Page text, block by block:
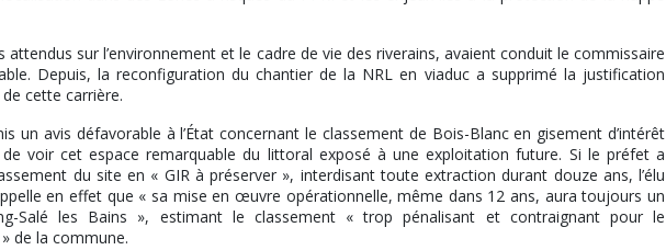
sur l’environnement et le cadre de vie des riverains, avaient conduit le commissaire
Depuis, la reconfiguration du chantier de la NRL en viaduc a supprimé la justification
cette carrière.
un avis défavorable à l’État concernant le classement de Bois-Blanc en gisement d’intérêt
voir cet espace remarquable du littoral exposé à une exploitation future. Si le préfet a
du site en « GIR à préserver », interdisant toute extraction durant douze ans, l’élu
en effet que « sa mise en œuvre opérationnelle, même dans 12 ans, aura toujours un
Salé les Bains », estimant le classement « trop pénalisant et contraignant pour le
de la commune.